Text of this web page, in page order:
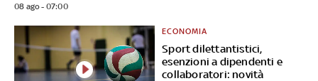
08 ago - 07:00
Sport dilettantistici,
esenzioni a dipendenti e
collaboratori: novità
ECONOMIA